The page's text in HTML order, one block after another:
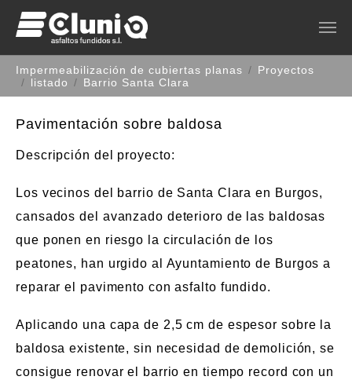
Estás aquí:
Impermeabilización de cubiertas planas
Proyectos
listado
Barrio Santa Clara
Pavimentación sobre baldosa
Descripción del proyecto:
Los vecinos del barrio de Santa Clara en Burgos,
cansados del avanzado deterioro de las baldosas
que ponen en riesgo la circulación de los
peatones, han urgido al Ayuntamiento de Burgos a
reparar el pavimento con asfalto fundido.
Aplicando una capa de 2,5 cm de espesor sobre la
baldosa existente, sin necesidad de demolición, se
consigue renovar el barrio en tiempo record con un